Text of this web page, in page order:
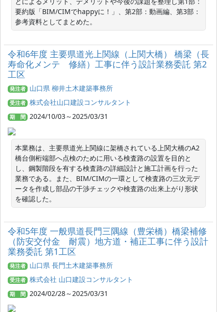
要約版「BIM/CIMでhappyに！」、第2部：動画編、第3部：
参考資料としてまとめた。
令和6年度 主要県道光上関線（上関大橋） 橋梁（長
寿命化メンテ 修繕）工事に伴う設計業務委託 第2
工区
発注者 山口県 柳井土木建築事務所
受注者 株式会社山口建設コンサルタント
期 間 2024/10/03～2025/03/31
本業務は、主要県道光上関線に架橋されている上関大橋のA2
橋台側桁端部へ点検のために用いる検査路の設置を目的と
し、鋼製階段を有する検査路の詳細設計と施工計画を行った
業務である。また、BIM/CIMの一環として検査路の三次元デ
ータを作成し部品の干渉チェックや検査路の出来上がり形状
を確認した。
令和5年度 一般県道長門三隅線（豊栄橋）橋梁補修
（防安交付金 耐震）地方道・補正工事に伴う設計
業務委託 第1工区
発注者 山口県 長門土木建築事務所
受注者 株式会社 山口建設コンサルタント
期 間 2024/02/28～2025/03/31